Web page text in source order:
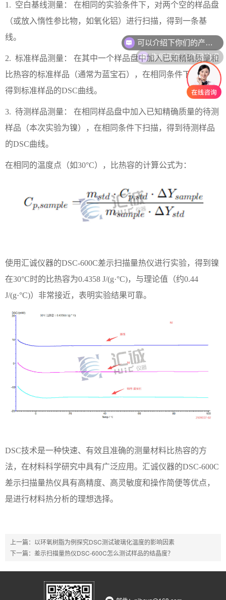
1. 空白基线测量： 在相同的实验条件下，对两个空的样品盘
（或放入惰性参比物，如氧化铝）进行扫描，得到一条基
线。
2. 标准样品测量： 在其中一个样品盘中加入已知精确质量和
比热容的标准样品（通常为蓝宝石），在相同条件下扫描，
得到标准样品的DSC曲线。
3. 待测样品测量： 在相同样品盘中加入已知精确质量的待测
样品（本次实验为镍），在相同条件下扫描，得到待测样品
的DSC曲线。
在相同的温度点（如30°C），比热容的计算公式为：
使用汇诚仪器的DSC-600C差示扫描量热仪进行实验，得到镍
在30°C时的比热容为0.4358 J/(g·°C)，与理论值（约0.44
J/(g·°C)）非常接近，表明实验结果可靠。
DSC技术是一种快速、有效且准确的测量材料比热容的方
法，在材料科学研究中具有广泛应用。汇诚仪器的DSC-600C
差示扫描量热仪具有高精度、高灵敏度和操作简便等优点，
是进行材料热分析的理想选择。
上一篇： 以环氧树脂为例探究DSC测试玻璃化温度的影响因素
下一篇： 差示扫描量热仪DSC-600C怎么测试样品的结晶度？
你们是怎么收费的呢